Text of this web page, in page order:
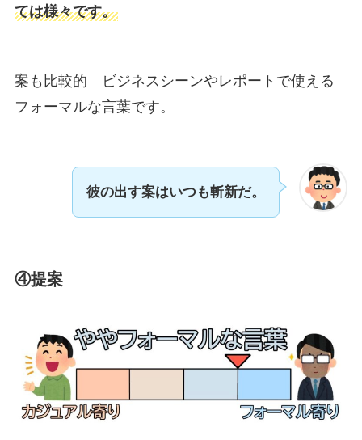
ては様々です。
案も比較的 ビジネスシーンやレポートで使える
フォーマルな言葉です。
彼の出す案はいつも斬新だ。
④提案